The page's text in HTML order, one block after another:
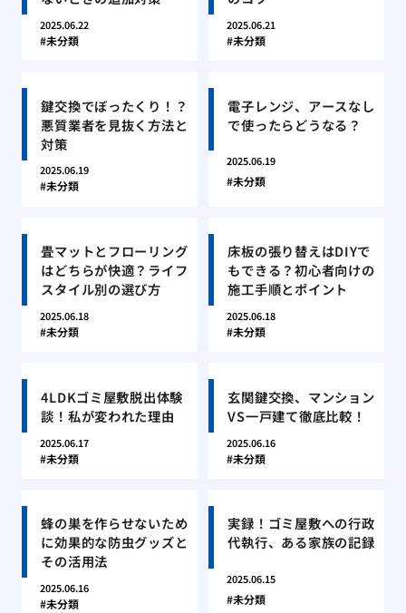
2025.06.22
未分類
2025.06.21
未分類
鍵交換でぼったくり！？
悪質業者を見抜く方法と
対策
2025.06.19
未分類
電子レンジ、アースなし
で使ったらどうなる？
2025.06.19
未分類
畳マットとフローリング
はどちらが快適？ライフ
スタイル別の選び方
2025.06.18
未分類
床板の張り替えはDIYで
もできる？初心者向けの
施工手順とポイント
2025.06.18
未分類
4LDKゴミ屋敷脱出体験
談！私が変われた理由
2025.06.17
未分類
玄関鍵交換、マンション
VS一戸建て徹底比較！
2025.06.16
未分類
蜂の巣を作らせないため
に効果的な防虫グッズと
その活用法
2025.06.16
未分類
実録！ゴミ屋敷への行政
代執行、ある家族の記録
2025.06.15
未分類